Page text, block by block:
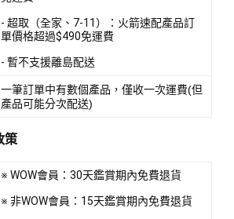
- 超取（全家、7-11）：火箭速配產品訂
單價格超過$490免運費
- 暫不支援離島配送
一筆訂單中有數個產品，僅收一次運費(但
產品可能分次配送)
策
※ WOW會員：30天鑑賞期內免費退貨
※ 非WOW會員：15天鑑賞期內免費退貨